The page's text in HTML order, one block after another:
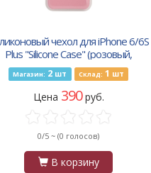
чехол для iPhone 6/6S
Plus "Silicone Case" (розовый,
блистер) 12
Магазин: 2 шт Склад: 1 шт
Цена 390руб.
0/5 ~ (0 голосов)
В корзину